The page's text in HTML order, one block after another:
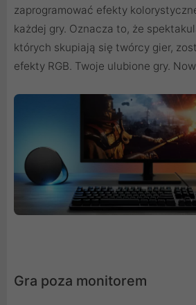
zaprogramować efekty
każdej gry. Oznacza to, że
których skupiają się twórcy gier,
efekty RGB. Twoje ulubione gry.
Gra poza monitorem